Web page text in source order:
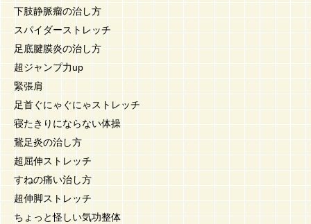
下肢静脈瘤の治し方
スパイダーストレッチ
足底腱膜炎の治し方
超ジャンプ力up
緊張肩
足首ぐにゃぐにゃストレッチ
寝たきりにならない体操
鵞足炎の治し方
超屈伸ストレッチ
すねの痛い治し方
超伸脚ストレッチ
ちょっと怪しい気功整体